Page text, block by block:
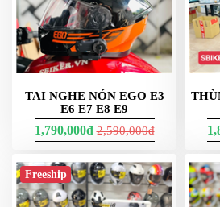
ĐỒ
CHƠI
PG1
PHỤ
KIỆN
YAMAHA
PG-
GIVI
ZR
TAI NGHE NÓN EGO E3
E6 E7 E8 E9
1,790,000đ2,590,000đ
Freeship